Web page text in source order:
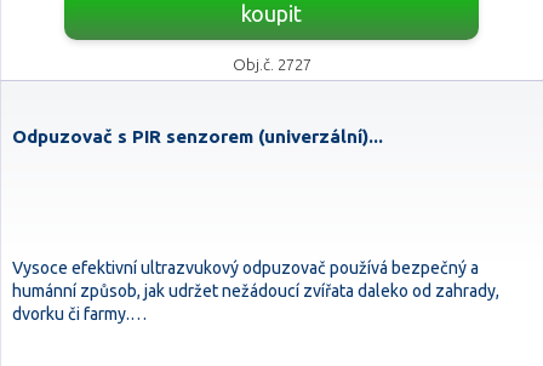
koupit
Obj.č. 2727
Odpuzovač s PIR senzorem (univerzální)...
Vysoce efektivní ultrazvukový odpuzovač používá bezpečný a
humánní způsob, jak udržet nežádoucí zvířata daleko od zahrady,
dvorku či farmy.…